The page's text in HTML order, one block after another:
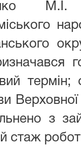
М.І.
термін;
з
стаж